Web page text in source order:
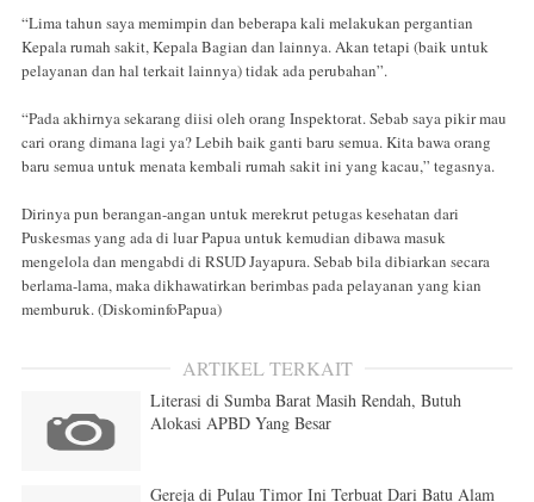
“Lima tahun saya memimpin dan beberapa kali melakukan pergantian
Kepala rumah sakit, Kepala Bagian dan lainnya. Akan tetapi (baik untuk
pelayanan dan hal terkait lainnya) tidak ada perubahan”.
“Pada akhirnya sekarang diisi oleh orang Inspektorat. Sebab saya pikir mau
cari orang dimana lagi ya? Lebih baik ganti baru semua. Kita bawa orang
baru semua untuk menata kembali rumah sakit ini yang kacau,” tegasnya.
Dirinya pun berangan-angan untuk merekrut petugas kesehatan dari
Puskesmas yang ada di luar Papua untuk kemudian dibawa masuk
mengelola dan mengabdi di RSUD Jayapura. Sebab bila dibiarkan secara
berlama-lama, maka dikhawatirkan berimbas pada pelayanan yang kian
memburuk. (DiskominfoPapua)
ARTIKEL TERKAIT
Literasi di Sumba Barat Masih Rendah, Butuh
Alokasi APBD Yang Besar
Gereja di Pulau Timor Ini Terbuat Dari Batu Alam